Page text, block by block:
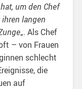
um den Chef
langen
„. Als Chef
– von Frauen
schlecht
die
auf